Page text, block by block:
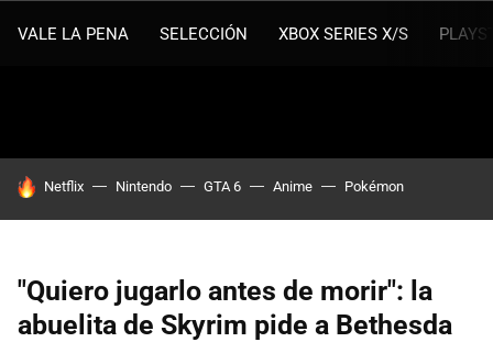
VALE LA PENA SELECCIÓN XBOX SERIES X/S
HOY SE HABLA DE
Netflix Nintendo GTA 6 Anime Pokémon
"Quiero jugarlo antes de morir": la
abuelita de Skyrim pide a Bethesda